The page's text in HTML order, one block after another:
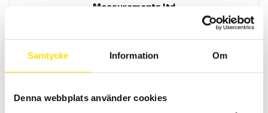
Samtycke Information Om
Denna webbplats använder cookies
Measurements ltd
ET24 Dyna-Link är en kraftfull, lättanvänd dynamometer med
LÄS MER